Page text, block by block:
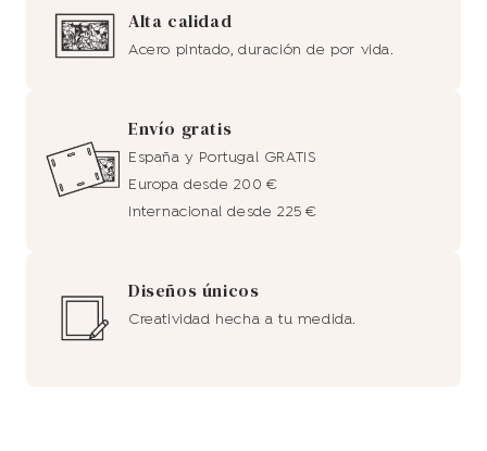
Alta calidad
Acero pintado, duración de por vida.
Envío gratis
España y Portugal GRATIS
Europa desde 200 €
Internacional desde 225 €
Diseños únicos
Creatividad hecha a tu medida.